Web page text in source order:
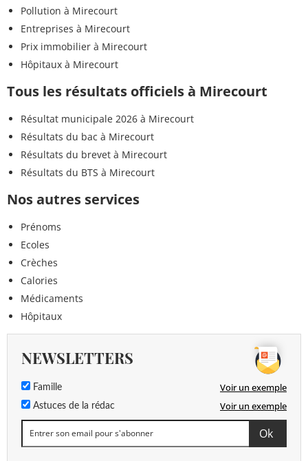
Pollution à Mirecourt
Entreprises à Mirecourt
Prix immobilier à Mirecourt
Hôpitaux à Mirecourt
Tous les résultats officiels à Mirecourt
Résultat municipale 2026 à Mirecourt
Résultats du bac à Mirecourt
Résultats du brevet à Mirecourt
Résultats du BTS à Mirecourt
Nos autres services
Prénoms
Ecoles
Crèches
Calories
Médicaments
Hôpitaux
NEWSLETTERS
Famille Voir un exemple
Astuces de la rédac Voir un exemple